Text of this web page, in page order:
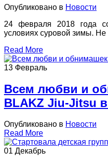
Опубликовано в Новости
24 февраля 2018 года
условиях суровой зимы. Не
Read More
13 Февраль
Всем любви и
BLAKZ Jiu-Jitsu в
Опубликовано в Новости
Read More
01 Декабрь